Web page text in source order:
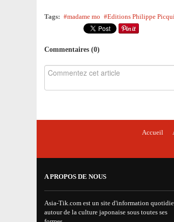
Tags: madame mo Editions Philippe
Commentaires (0)
Accueil
A PROPOS DE NOUS
Asia-Tik.com est un site d'information
autour de la culture japonaise sous toutes ses